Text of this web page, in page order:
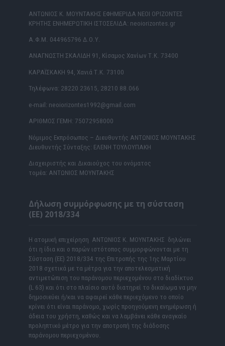
ΑΝΤΩΝΙΟΣ Κ. ΜΟΥΝΤΑΚΗΣ ΕΦΗΜΕΡΙΔΑ ΝΕΟΙ ΟΡΙΖΟΝΤΕΣ
ΚΡΗΤΗΣ ΕΝΗΜΕΡΩΤΙΚΗ ΙΣΤΟΣΕΛΙΔΑ: neoiorizontes.gr
Α.Φ.Μ. 044965796 Δ.Ο.Υ.
ΑΝΑΓΝΩΣΤΗ ΣΚΑΛΙΔΗ 91, Κίσαμος Χανίων Τ.Κ. 73400
ΚΑΡΑΪΣΚΑΚΗ 94, Χανιά Τ.Κ. 73100
Τηλέφωνα: 28220 23615, 28210 88.066
e-mail: neoiorizontes1992@gmail.com
ΑΡΙΘΜΟΣ ΓΕΜΗ: 75072958000
Νόμιμος Εκπρόσωπος – Διευθυντής ΑΝΤΩΝΙΟΣ ΜΟΥΝΤΑΚΗΣ
Διευθυντής Σύνταξης: ΕΛΕΝΗ ΤΟΥΛΟΥΠΑΚΗ
Διαχειριστής και Δικαιούχος του ονόματος
τομέα: ΑΝΤΩΝΙΟΣ ΜΟΥΝΤΑΚΗΣ
Δήλωση συμμόρφωσης με τη σύσταση
(ΕΕ) 2018/334
Η ατομική επιχείρηση ΑΝΤΩΝΙΟΣ Κ. ΜΟΥΝΤΑΚΗΣ δηλώνει
ότι η ίδια και ο παρών ιστότοπος συμμορφώνονται με τη
Σύσταση (ΕΕ) 2018/334 της Επιτροπής της 1ης Μαρτίου
2018 σχετικά με τα μέτρα για την αποτελεσματική
αντιμετώπιση του παράνομου περιεχομένου στο διαδίκτυο
(L 63) και ότι στο πλαίσιο αυτό διατηρεί το δικαίωμα να μην
δημοσιεύει ή/και να αφαιρεί κάθε περιεχόμενο το οποίο
κρίνει ότι είναι παράνομο, χωρίς προηγούμενη ενημέρωση ή
άδεια του χρήστη, καθώς και να λαμβάνει κάθε αναγκαίο
προληπτικό μέτρο για την αποτροπή της διάδοσης
παράνομου περιεχομένου.